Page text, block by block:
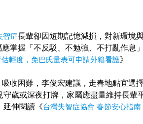
智症長輩卻因短期記憶減損，對新環境
應掌握「不反駁、不勉強、不打亂作息
輕度，免巴氏量表可申請外籍看護​》
收困難，李俊宏建議，走春地點宜選
歲或深夜打牌，家屬應盡量維持長輩
延伸閱讀《台灣失智症協會 春節安心指